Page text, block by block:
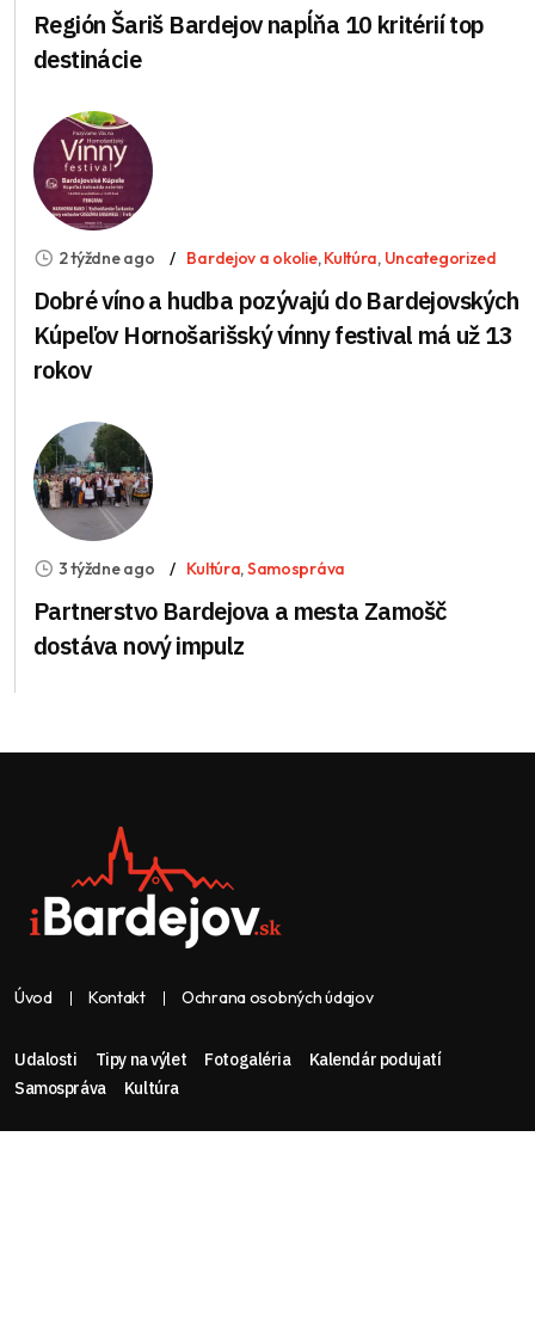
Región Šariš Bardejov napĺňa 10 kritérií top
destinácie
2 týždne ago Bardejov a okolie,Kultúra, Uncategorized
Dobré víno a hudba pozývajú do Bardejovských
Kúpeľov Hornošarišský vínny festival má už 13
rokov
3 týždne ago Kultúra,Samospráva
Partnerstvo Bardejova a mesta Zamošč
dostáva nový impulz
Úvod Kontakt Ochrana osobných údajov
Udalosti Tipy na výlet Fotogaléria
Kalendár podujatí
Samospráva
Kultúra